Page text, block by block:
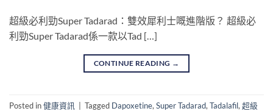
超級必利勁Super Tadarad：雙效犀利士嘅進階版？ 超級必
利勁Super Tadarad係一款以Tad […]
CONTINUE READING →
Posted in健康資訊 Tagged Dapoxetine, Super Tadarad, Tadalafil, 超級